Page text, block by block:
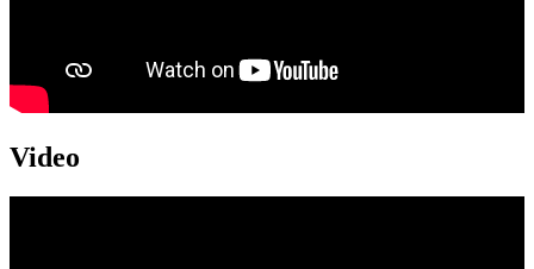
Video